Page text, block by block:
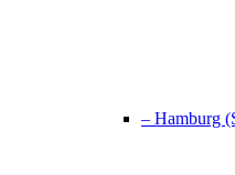
– Hamburg